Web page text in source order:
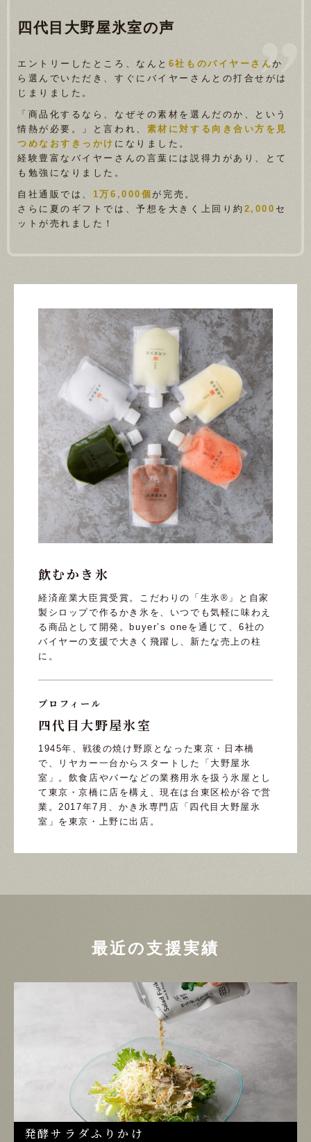
四代目大野屋氷室の声
エントリーしたところ、なんと 6社ものバイヤーさんか
ら選んでいただき、すぐにバイヤーさんとの打合せがは
じまりました。
「商品化するなら、なぜその素材を選んだのか、という
情熱が必要。」と言われ、 素材に対する向き合い方を見
つめなおすきっかけ になりました。
経験豊富なバイヤーさんの言葉には説得力があり、とて
も勉強になりました。
自社通販では、 1万6,000個が完売。
さらに夏のギフトでは、予想を大きく上回り約 2,000 セ
ットが売れました！
飲むかき氷
経済産業大臣賞受賞。こだわりの「生氷®」と自家
製シロップで作るかき氷を、いつでも気軽に味わえ
る商品として開発。buyer’s oneを通じて、6社の
バイヤーの支援で大きく飛躍し、新たな売上の柱
に。
プロフィール
四代目大野屋氷室
1945年、戦後の焼け野原となった東京・日本橋
で、リヤカー一台からスタートした「大野屋氷
室」。飲食店やバーなどの業務用氷を扱う氷屋とし
て東京・京橋に店を構え、現在は台東区松が谷で営
業。2017年7月、かき氷専門店「四代目大野屋氷
室」を東京・上野に出店。
最近の支援実績
発酵サラダふりかけ